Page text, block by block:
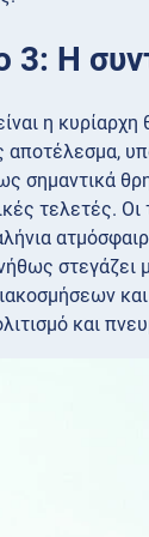
3: Η
η κυρίαρχη
σημαντικά
τελετές. Οι
στεγάζει
και